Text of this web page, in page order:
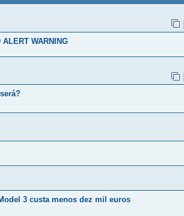
WARNING
3 custa menos dez mil euros